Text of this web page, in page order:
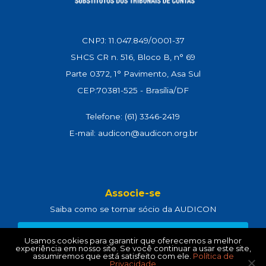
CNPJ: 11.047.849/0001-37
SHCS CR n. 516, Bloco B, n° 69
Parte 0372, 1° Pavimento, Asa Sul
CEP:70381-525 - Brasília/DF
Telefone: (61) 3346-2419
E-mail: audicon@audicon.org.br
Associe-se
Saiba como se tornar sócio da AUDICON
CLIQUE AQUI
Usamos cookies para garantir que oferecemos a melhor
experiência em nosso site. Se você continuar a usar este site,
assumiremos que está satisfeito com ele. Política de
Privacidade